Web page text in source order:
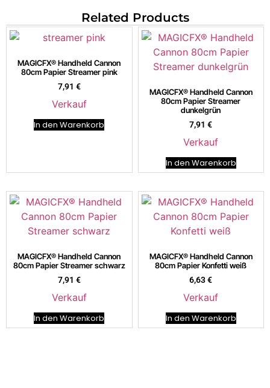
Related Products
MAGICFX® Handheld Cannon
80cm Papier Streamer pink
7,91 €
Verkauf
In den Warenkorb
MAGICFX® Handheld Cannon
80cm Papier Streamer
dunkelgrün
7,91€
Verkauf
In den Warenkorb
MAGICFX® Handheld Cannon
80cm Papier Streamer schwarz
7,91 €
Verkauf
In den Warenkorb
MAGICFX® Handheld Cannon
80cm Papier Konfetti weiß
6,63€
Verkauf
In den Warenkorb